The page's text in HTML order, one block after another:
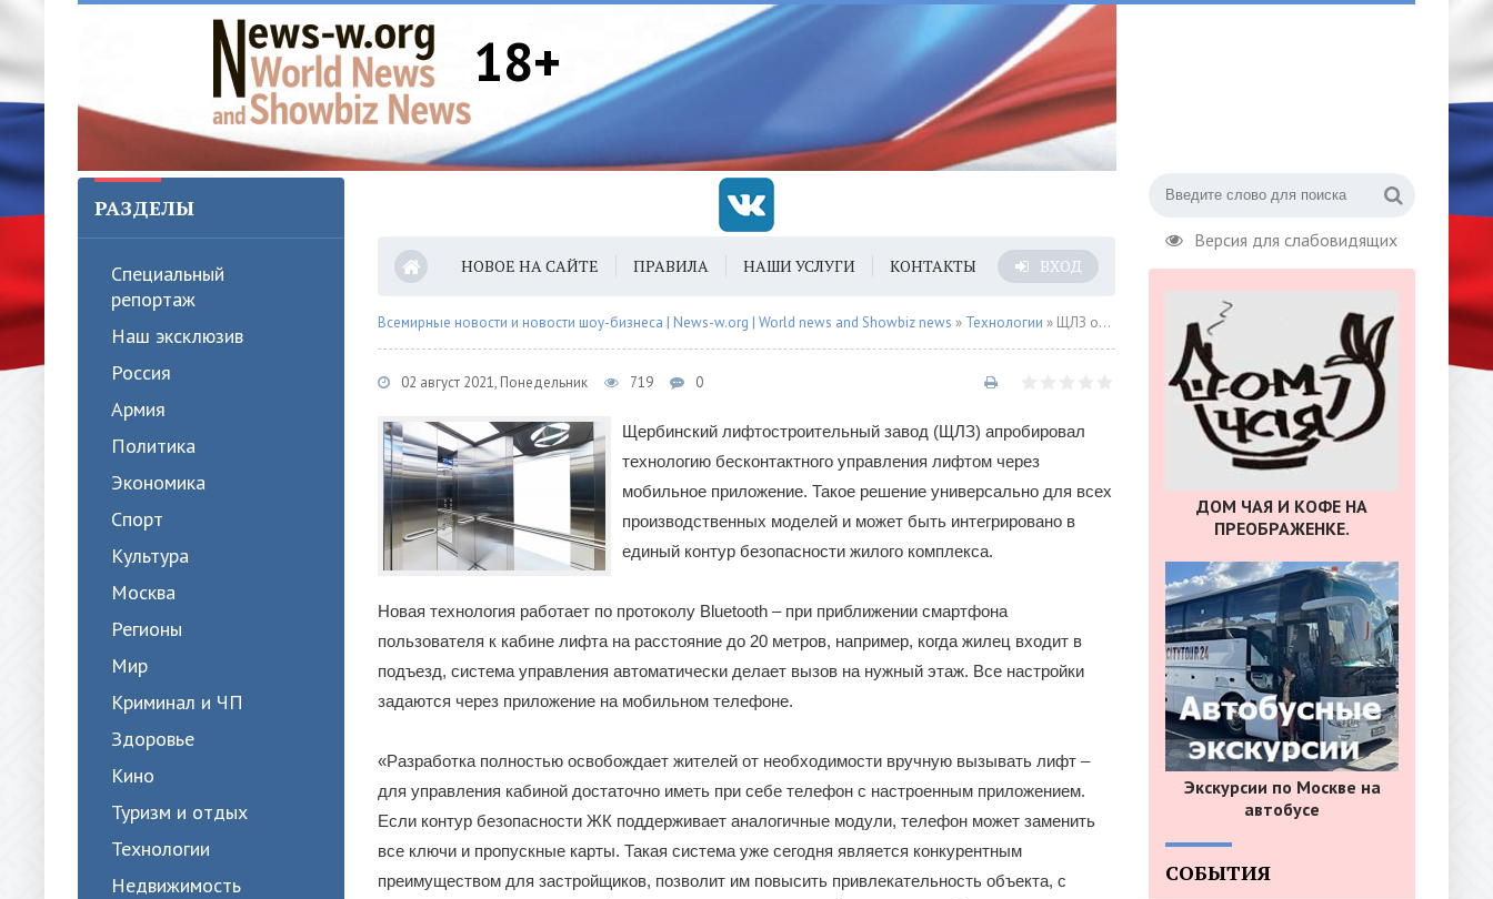
18+
Версия для слабовидящих
РАЗДЕЛЫ
Специальный
репортаж
Наш эксклюзив
Россия
Армия
Политика
Экономика
Спорт
Культура
Москва
Регионы
Мир
Криминал и ЧП
Здоровье
Кино
Туризм и отдых
Технологии
Недвижимость
НОВОЕ НА САЙТЕ ПРАВИЛА НАШИ УСЛУГИ КОНТАКТЫ ВХОД
Всемирные новости и новости шоу-бизнеса | News-w.org | World news and Showbiz news » Технологии » ЩЛЗ оборудовал лифты системой бесконтактного управления
02 август 2021, Понедельник 719 0
Щербинский лифтостроительный завод (ЩЛЗ) апробировал
технологию бесконтактного управления лифтом через
мобильное приложение. Такое решение универсально для всех
производственных моделей и может быть интегрировано в
единый контур безопасности жилого комплекса.
Новая технология работает по протоколу Bluetooth – при приближении смартфона
пользователя к кабине лифта на расстояние до 20 метров, например, когда жилец входит в
подъезд, система управления автоматически делает вызов на нужный этаж. Все настройки
задаются через приложение на мобильном телефоне.
«Разработка полностью освобождает жителей от необходимости вручную вызывать лифт –
для управления кабиной достаточно иметь при себе телефон с настроенным приложением.
Если контур безопасности ЖК поддерживает аналогичные модули, телефон может заменить
все ключи и пропускные карты. Такая система уже сегодня является конкурентным
преимуществом для застройщиков, позволит им повысить привлекательность объекта, с
ДОМ ЧАЯ И КОФЕ НА
ПРЕОБРАЖЕНКЕ.
Экскурсии по Москве на
автобусе
СОБЫТИЯ